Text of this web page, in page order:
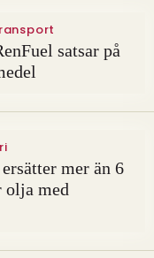
satsar på
mer än 6
olja med